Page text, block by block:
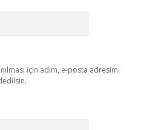
için adım, e-posta adresim